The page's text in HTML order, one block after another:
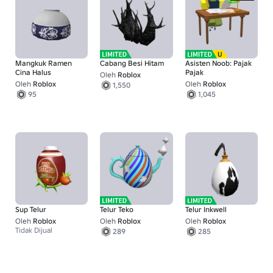
Mangkuk Ramen
Cina Halus
Oleh Roblox
95
Cabang Besi Hitam
Oleh Roblox
1,550
Asisten Noob: Pajak
Pajak
Oleh Roblox
1,045
Sup Telur
Oleh Roblox
Tidak Dijual
Telur Teko
Oleh Roblox
289
Telur Inkwell
Oleh Roblox
285